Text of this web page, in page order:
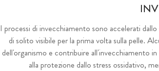
I processi di invecchiamento sono accelerati
di solito visibile per la prima volta sulla pelle.
dell'organismo e contribuire all'invecchiamento
alla protezione dallo stress ossidativo,